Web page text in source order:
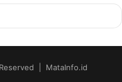
| MataInfo.id